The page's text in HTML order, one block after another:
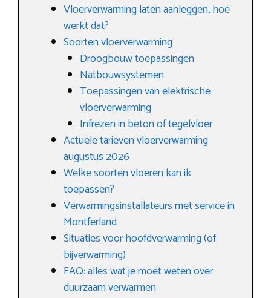
Vloerverwarming laten aanleggen, hoe
werkt dat?
Soorten vloerverwarming
Droogbouw toepassingen
Natbouwsystemen
Toepassingen van elektrische
vloerverwarming
Infrezen in beton of tegelvloer
Actuele tarieven vloerverwarming
augustus 2026
Welke soorten vloeren kan ik
toepassen?
Verwarmingsinstallateurs met service in
Montferland
Situaties voor hoofdverwarming (of
bijverwarming)
FAQ: alles wat je moet weten over
duurzaam verwarmen